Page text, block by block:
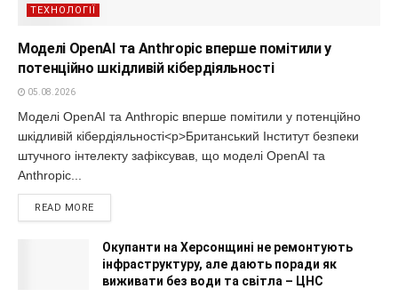
ТЕХНОЛОГІЇ
Моделі OpenAI та Anthropic вперше помітили у
потенційно шкідливій кібердіяльності
05.08.2026
Моделі OpenAI та Anthropic вперше помітили у потенційно
шкідливій кібердіяльності<p>Британський Інститут безпеки
штучного інтелекту зафіксував, що моделі OpenAI та
Anthropic...
READ MORE
Окупанти на Херсонщині не ремонтують
інфраструктуру, але дають поради як
виживати без води та світла – ЦНС